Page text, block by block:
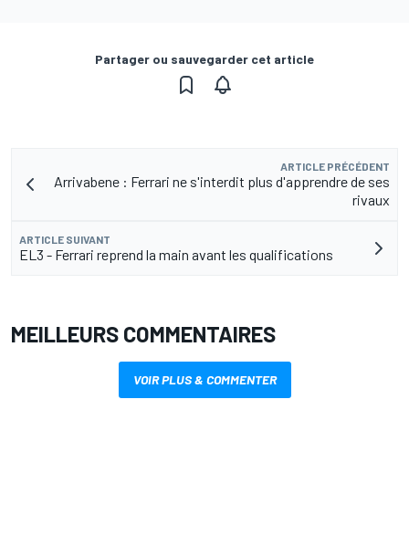
Partager ou sauvegarder cet article
ARTICLE PRÉCÉDENT
Arrivabene : Ferrari ne s'interdit plus d'apprendre de ses
rivaux
ARTICLE SUIVANT
EL3 - Ferrari reprend la main avant les qualifications
MEILLEURS COMMENTAIRES
VOIR PLUS & COMMENTER